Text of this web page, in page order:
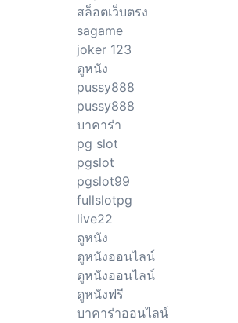
สล็อตเว็บตรง
sagame
joker 123
ดูหนัง
pussy888
pussy888
บาคาร่า
pg slot
pgslot
pgslot99
fullslotpg
live22
ดูหนัง
ดูหนังออนไลน์
ดูหนังออนไลน์
ดูหนังฟรี
บาคาร่าออนไลน์